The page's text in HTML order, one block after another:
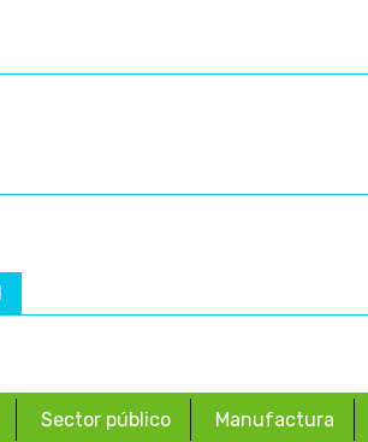
Sector público Manufactura